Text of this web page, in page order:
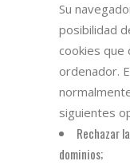
Su
posibilidad
cookies que
ordenador.
siguientes
Rechazar
dominios;